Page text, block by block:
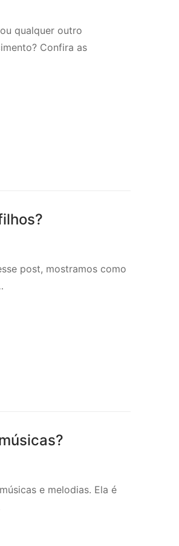
qualquer outro
Confira as
post, mostramos como
e melodias. Ela é